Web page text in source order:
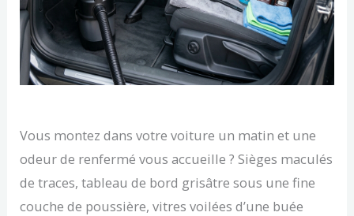
Vous montez dans votre voiture un matin et une
odeur de renfermé vous accueille ? Sièges maculés
de traces, tableau de bord grisâtre sous une fine
couche de poussière, vitres voilées d’une buée